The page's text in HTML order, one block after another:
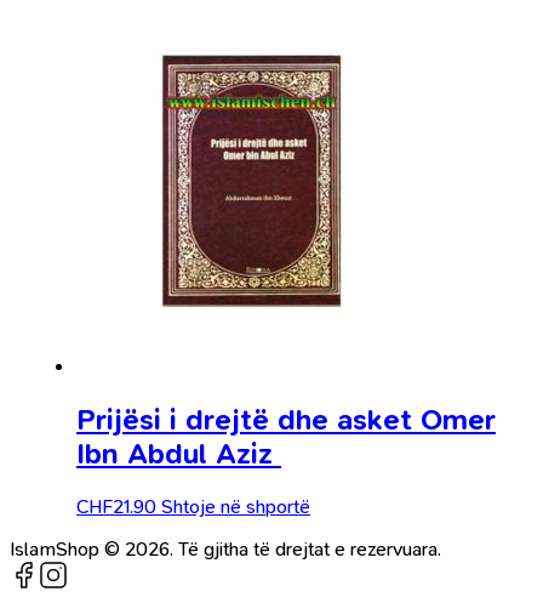
Prijësi i drejtë dhe asket Omer
Ibn Abdul Aziz
CHF21.90 Shtoje në shportë
IslamShop © 2026. Të gjitha të drejtat e rezervuara.